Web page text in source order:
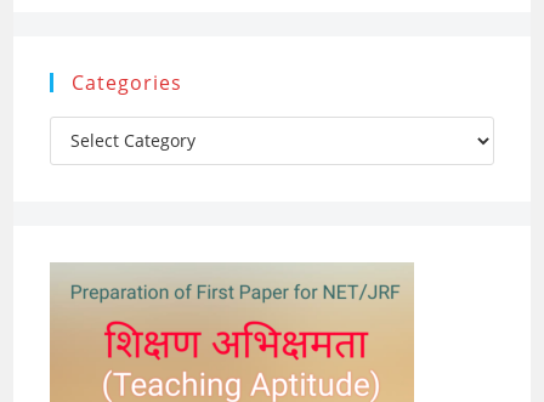
Categories
Categories